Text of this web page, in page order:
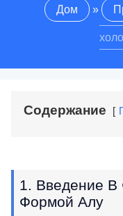
Дом »
Содержание
1. Введение В
Формой Алу